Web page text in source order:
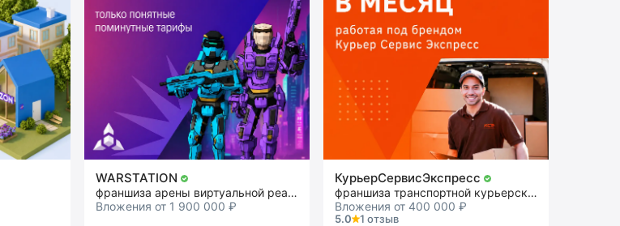
WARSTATION
франшиза арены виртуальной реальности
Вложения от 1 900 000 ₽
КурьерСервисЭкспресс
франшиза транспортной курьерской службы
Вложения от 400 000 ₽
5.0
1 отзыв